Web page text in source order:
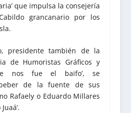
que impulsa la consejería
grancanario por los
presidente también de la
de Humoristas Gráficos y
nos fue el baifo’, se
de la fuente de sus
Rafaely o Eduardo Millares